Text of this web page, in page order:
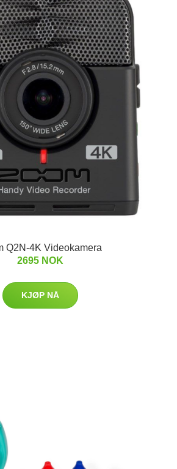
Q2N-4K Videokamera
2695 NOK
KJØP NÅ